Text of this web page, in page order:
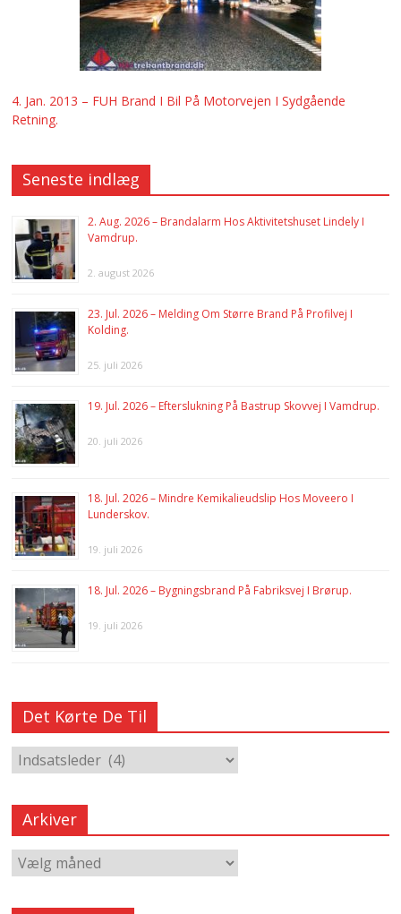
4. Jan. 2013 – FUH Brand I Bil På Motorvejen I Sydgående
Retning.
Seneste indlæg
2. Aug. 2026 – Brandalarm Hos Aktivitetshuset Lindely I
Vamdrup.
2. august 2026
23. Jul. 2026 – Melding Om Større Brand På Profilvej I
Kolding.
25. juli 2026
19. Jul. 2026 – Efterslukning På Bastrup Skovvej I Vamdrup.
20. juli 2026
18. Jul. 2026 – Mindre Kemikalieudslip Hos Moveero I
Lunderskov.
19. juli 2026
18. Jul. 2026 – Bygningsbrand På Fabriksvej I Brørup.
19. juli 2026
Det Kørte De Til
Arkiver